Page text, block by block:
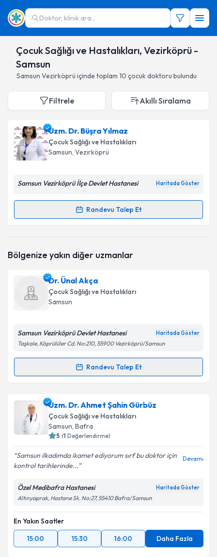
Doktor, klinik ara...
Çocuk Sağlığı ve Hastalıkları, Vezirköprü -
Samsun
Samsun Vezirköprü içinde toplam 10 çocuk doktoru bulundu
Filtrele Akıllı Sıralama
Uzm. Dr. Büşra Yılmaz
Çocuk Sağlığı ve Hastalıkları
Samsun, Vezirköprü
Samsun Vezirköprü İlçe Devlet Hastanesi Haritada Göster
Randevu Talep Et
Randevu Takvimi Talebi
oluşturun. Size bu uzmandan randevu almanız için bir
E-posta Adresiniz
Kişisel verilerimin işlenmesine ilişkin
Aydınlatma
Metni'ni okudum ve kişisel verilerimin belirtilen
Bölgenize yakın diğer uzmanlar
Dr. Ünal Akça
Çocuk Sağlığı ve Hastalıkları
Samsun
Samsun Vezirköprü Devlet Hastanesi Haritada Göster
Taşkale, Köprülüler Cd. No:210, 55900 Vezirköprü/Samsun
Randevu Talep Et
Randevu Takvimi Talebi
Dr. Ünal Akça için randevu takvimi talebi oluşturun.
Size bu uzmandan randevu almanız için bir takvim
hazırlandığında e-posta ile bilgilendireceğiz.
Kişisel verilerimin işlenmesine ilişkin
Aydınlatma
Metni'ni okudum ve kişisel verilerimin belirtilen
kapsamda işlenmesini kabul ediyorum.
Takvim Talebini Gönder
Uzm. Dr. Ahmet Şahin Gürbüz
Çocuk Sağlığı ve Hastalıkları
Samsun, Bafra
5 (1 Değerlendirme)
Samsun ilkadımda ikamet ediyorum sırf bu doktor için
kontrol tarihlerinde...
Devamı
Özel Medibafra Hastanesi Haritada Göster
Altınyaprak, Hastane Sk. No:27, 55410 Bafra/Samsun
En Yakın Saatler
15:00
15:30 16:00 Daha Fazla